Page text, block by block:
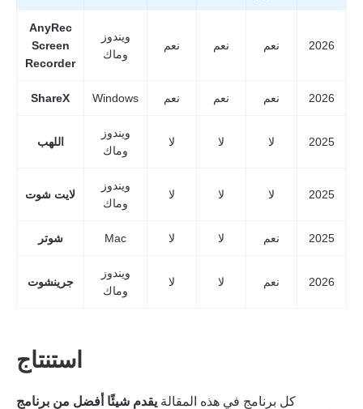
AnyRec
Screen
Recorder
ويندوز
وماك
نعم نعم نعم 2026
ShareX Windows نعم نعم نعم 2026
اللهب
ويندوز
وماك
لا لا لا 2025
لايت شوت
ويندوز
وماك
لا لا لا 2025
شوتر Mac لا لا نعم 2025
جرينشوت
ويندوز
وماك
لا لا نعم 2026
استنتاج
كل برنامج في هذه المقالة يقدم شيئًا أفضل من برنامج